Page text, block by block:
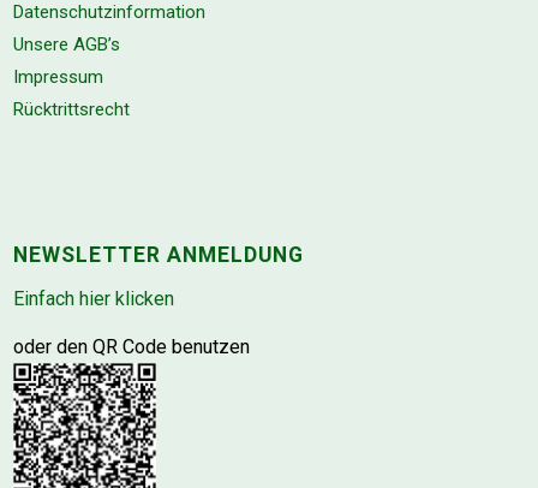
Datenschutzinformation
Unsere AGB’s
Impressum
Rücktrittsrecht
NEWSLETTER ANMELDUNG
Einfach hier klicken
oder den QR Code benutzen